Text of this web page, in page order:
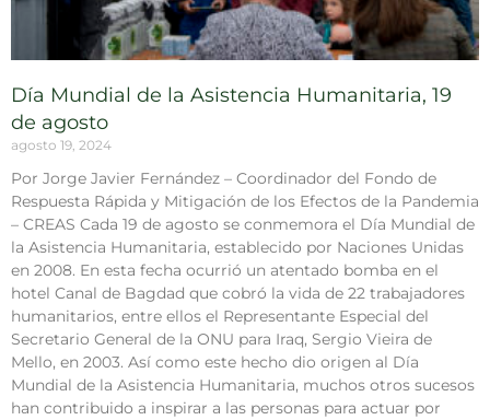
Día Mundial de la Asistencia Humanitaria, 19
de agosto
agosto 19, 2024
Por Jorge Javier Fernández – Coordinador del Fondo de
Respuesta Rápida y Mitigación de los Efectos de la Pandemia
– CREAS Cada 19 de agosto se conmemora el Día Mundial de
la Asistencia Humanitaria, establecido por Naciones Unidas
en 2008. En esta fecha ocurrió un atentado bomba en el
hotel Canal de Bagdad que cobró la vida de 22 trabajadores
humanitarios, entre ellos el Representante Especial del
Secretario General de la ONU para Iraq, Sergio Vieira de
Mello, en 2003. Así como este hecho dio origen al Día
Mundial de la Asistencia Humanitaria, muchos otros sucesos
han contribuido a inspirar a las personas para actuar por